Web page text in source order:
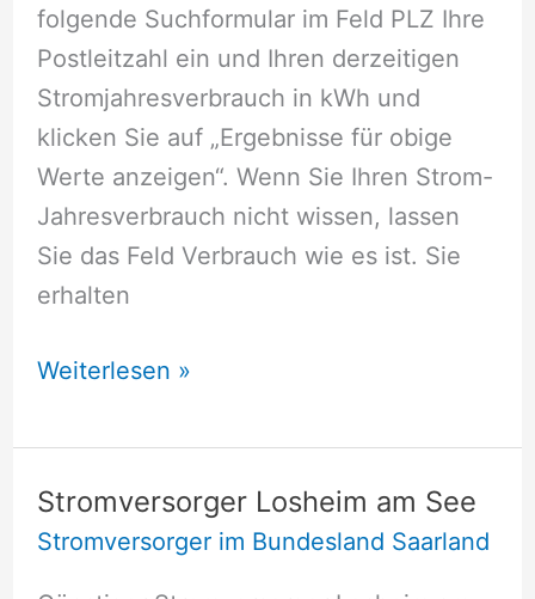
folgende Suchformular im Feld PLZ Ihre
Postleitzahl ein und Ihren derzeitigen
Stromjahresverbrauch in kWh und
klicken Sie auf „Ergebnisse für obige
Werte anzeigen“. Wenn Sie Ihren Strom-
Jahresverbrauch nicht wissen, lassen
Sie das Feld Verbrauch wie es ist. Sie
erhalten
Stromversorger
Weiterlesen »
Stromversorger Losheim am See
Stromversorger im Bundesland Saarland